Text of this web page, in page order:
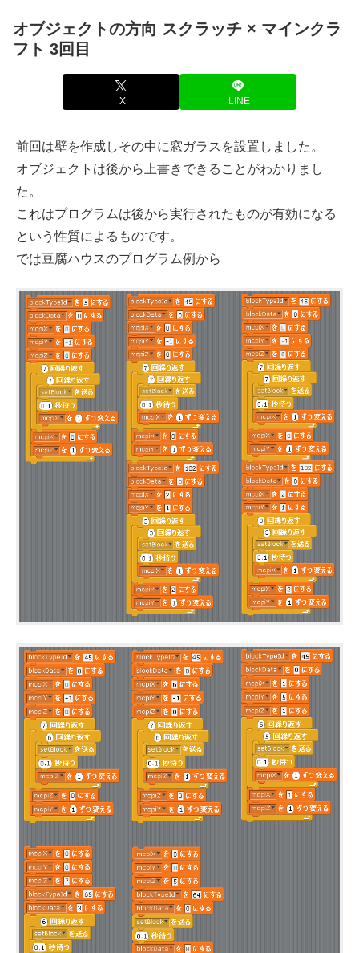
オブジェクトの方向 スクラッチ × マインクラ
フト 3回目
X LINE
前回は壁を作成しその中に窓ガラスを設置しました。
オブジェクトは後から上書きできることがわかりまし
た。
これはプログラムは後から実行されたものが有効になる
という性質によるものです。
では豆腐ハウスのプログラム例から